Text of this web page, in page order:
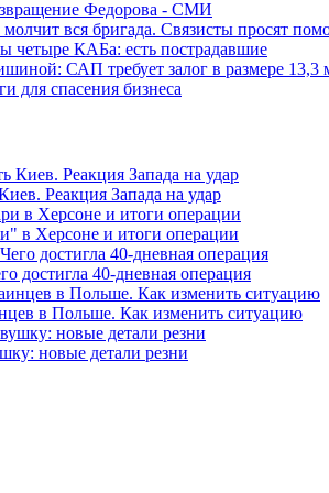
Федорова - СМИ
молчит вся бригада. Связисты просят
четыре КАБа: есть пострадавшие
САП требует залог в размере 13,3
для спасения бизнеса
Реакция Запада на удар
в Херсоне и итоги операции
достигла 40-дневная операция
в Польше. Как изменить ситуацию
новые детали резни